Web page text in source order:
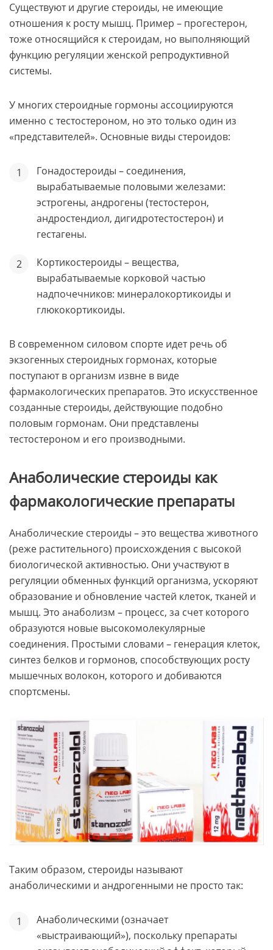
Существуют и другие стероиды, не имеющие
отношения к росту мышц. Пример – прогестерон,
тоже относящийся к стероидам, но выполняющий
функцию регуляции женской репродуктивной
системы.
У многих стероидные гормоны ассоциируются
именно с тестостероном, но это только один из
«представителей». Основные виды стероидов:
Гонадостероиды – соединения,
вырабатываемые половыми железами:
эстрогены, андрогены (тестостерон,
андростендиол, дигидротестостерон) и
гестагены.
Кортикостероиды – вещества,
вырабатываемые корковой частью
надпочечников: минералокортикоиды и
глюкокортикоиды.
В современном силовом спорте идет речь об
экзогенных стероидных гормонах, которые
поступают в организм извне в виде
фармакологических препаратов. Это искусственное
созданные стероиды, действующие подобно
половым гормонам. Они представлены
тестостероном и его производными.
Анаболические стероиды как
фармакологические препараты
Анаболические стероиды – это вещества животного
(реже растительного) происхождения с высокой
биологической активностью. Они участвуют в
регуляции обменных функций организма, ускоряют
образование и обновление частей клеток, тканей и
мышц. Это анаболизм – процесс, за счет которого
образуются новые высокомолекулярные
соединения. Простыми словами – генерация клеток,
синтез белков и гормонов, способствующих росту
мышечных волокон, которого и добиваются
спортсмены.
Таким образом, стероиды называют
анаболическими и андрогенными не просто так:
Анаболическими (означает
«выстраивающий»), поскольку препараты